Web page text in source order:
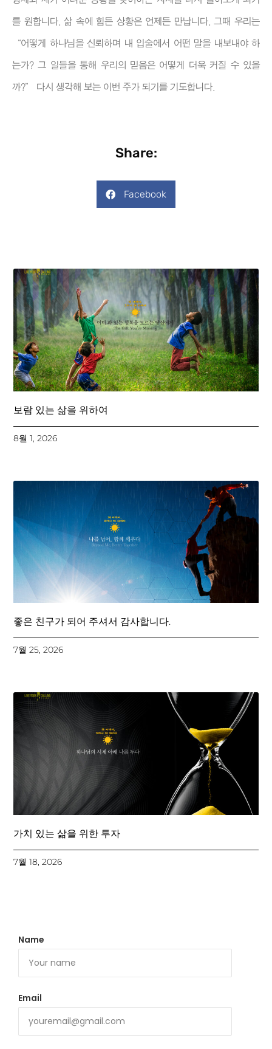
를 원합니다. 삶 속에 힘든 상황은 언제든 만납니다. 그때 우리는
“어떻게 하나님을 신뢰하며 내 입술에서 어떤 말을 내보내야 하
는가? 그 일들을 통해 우리의 믿음은 어떻게 더욱 커질 수 있을
까?” 다시 생각해 보는 이번 주가 되기를 기도합니다.
Share:
Facebook
보람 있는 삶을 위하여
8월 1, 2026
좋은 친구가 되어 주셔서 감사합니다.
7월 25, 2026
가치 있는 삶을 위한 투자
7월 18, 2026
Name
Email